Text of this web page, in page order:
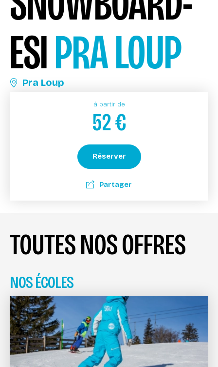
ESIPRA LOUP
Pra Loup
à partir de
52€
Réserver
Partager
TOUTES NOS OFFRES
NOS ÉCOLES